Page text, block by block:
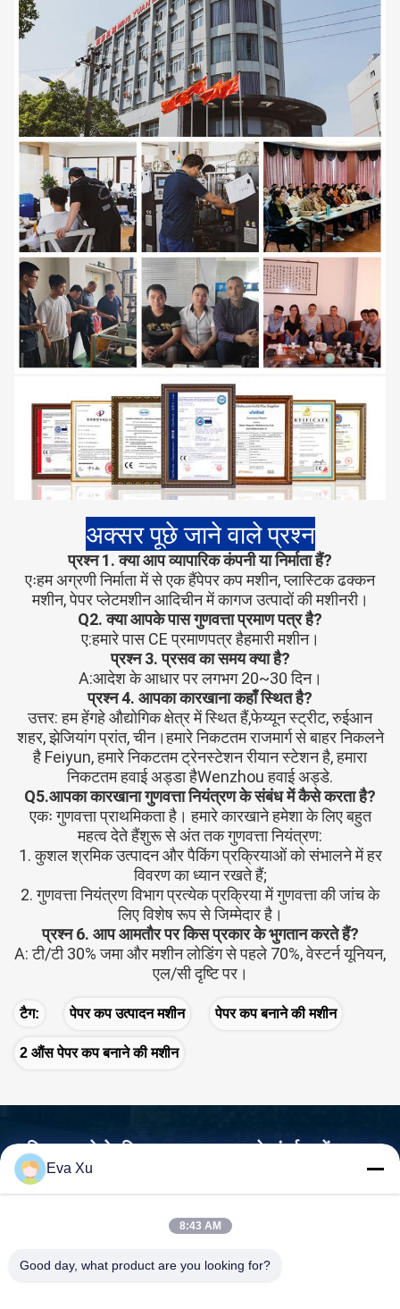
अक्सर पूछे जाने वाले प्रश्न
प्रश्न 1. क्या आप व्यापारिक कंपनी या निर्माता हैं?
एःहम अग्रणी निर्माता में से एक हैंपेपर कप मशीन, प्लास्टिक ढक्कन
मशीन, पेपर प्लेटमशीन आदिचीन में कागज उत्पादों की मशीनरी।
Q2. क्या आपके पास गुणवत्ता प्रमाण पत्र है?
ए:हमारे पास CE प्रमाणपत्र हैहमारी मशीन।
प्रश्न 3. प्रसव का समय क्या है?
A:आदेश के आधार पर लगभग 20~30 दिन।
प्रश्न 4. आपका कारखाना कहाँ स्थित है?
उत्तर: हम हेंगहे औद्योगिक क्षेत्र में स्थित हैं,फेय्यून स्ट्रीट, रुईआन
शहर, झेजियांग प्रांत, चीन।हमारे निकटतम राजमार्ग से बाहर निकलने
है Feiyun, हमारे निकटतम ट्रेनस्टेशन रीयान स्टेशन है, हमारा
निकटतम हवाई अड्डा हैWenzhou हवाई अड्डे.
Q5.आपका कारखाना गुणवत्ता नियंत्रण के संबंध में कैसे करता है?
एकः गुणवत्ता प्राथमिकता है। हमारे कारखाने हमेशा के लिए बहुत
महत्व देते हैंशुरू से अंत तक गुणवत्ता नियंत्रण:
1. कुशल श्रमिक उत्पादन और पैकिंग प्रक्रियाओं को संभालने में हर
विवरण का ध्यान रखते हैं;
2. गुणवत्ता नियंत्रण विभाग प्रत्येक प्रक्रिया में गुणवत्ता की जांच के
लिए विशेष रूप से जिम्मेदार है।
प्रश्न 6. आप आमतौर पर किस प्रकार के भुगतान करते हैं?
A: टी/टी 30% जमा और मशीन लोडिंग से पहले 70%, वेस्टर्न यूनियन,
एल/सी दृष्टि पर।
टैग: पेपर कप उत्पादन मशीन पेपर कप बनाने की मशीन
2 औंस पेपर कप बनाने की मशीन
अधिक जानने के लिए MINGYUAN से संपर्क करें।
हम सिर्फ एक मशीनरी आपूर्तिकर्ता नहीं हैं, हम आपके साथी हैं, आपके जरूरतें हमारा
- 325200 चीन
Eva Xu
8:43 AM
Good day, what product are you looking for?